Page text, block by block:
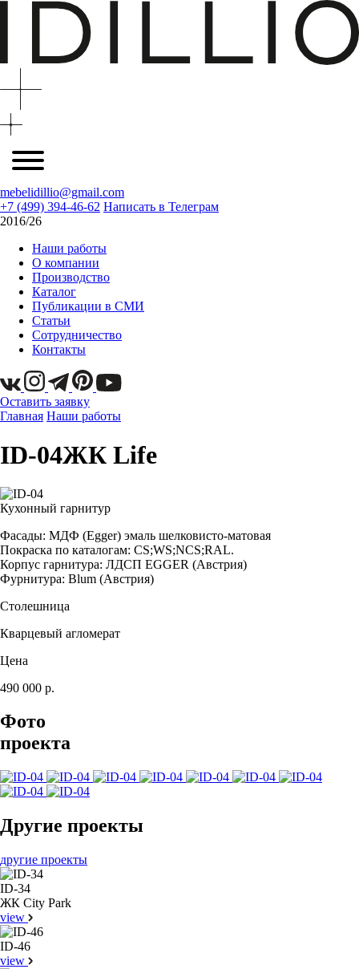
mebelidillio@gmail.com
+7 (499) 394-46-62 Написать в Телеграм
2016/26
Наши работы
О компании
Производство
Каталог
Публикации в СМИ
Статьи
Сотрудничество
Контакты
Оставить заявку
Главная Наши работы
ID-04ЖК Life
Кухонный гарнитур
Фасады: МДФ (Egger) эмаль шелковисто-матовая
Покраска по каталогам: CS;WS;NCS;RAL.
Корпус гарнитура: ЛДСП EGGER (Австрия)
Фурнитура: Blum (Австрия)
Столешница
Кварцевый агломерат
Цена
490 000 р.
Фото
проекта
Другие проекты
другие проекты
ID-34
ЖК City Park
view
ID-46
view